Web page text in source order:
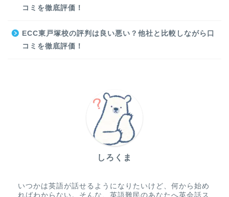
コミを徹底評価！
ECC東戸塚校の評判は良い悪い？他社と比較しながら口
コミを徹底評価！
しろくま
いつかは英語が話せるようになりたいけど、何から始め
ればわからない。そんな、英語難民のあなたへ英会話ス